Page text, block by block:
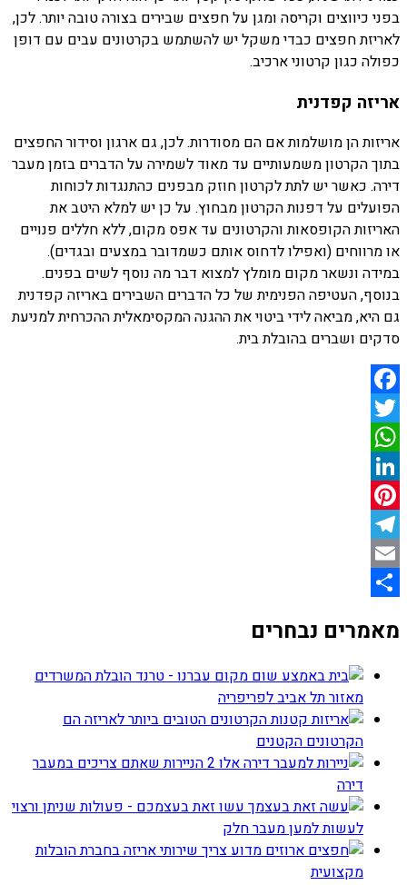
בפני כיווצים וקריסה ומגן על חפצים שבירים בצורה טובה יותר. לכן,
לאריזת חפצים כבדי משקל יש להשתמש בקרטונים עבים עם דופן
כפולה כגון קרטוני ארכיב.
אריזה קפדנית
אריזות הן מושלמות אם הם מסודרות. לכן, גם ארגון וסידור החפצים
בתוך הקרטון משמעותיים עד מאוד לשמירה על הדברים בזמן מעבר
דירה. כאשר יש לתת לקרטון חוזק מבפנים כהתנגדות לכוחות
הפועלים על דפנות הקרטון מבחוץ. על כן יש למלא היטב את
האריזות הקופסאות והקרטונים עד אפס מקום, ללא חללים פנויים
או מרווחים (ואפילו לדחוס אותם כשמדובר במצעים ובגדים).
במידה ונשאר מקום מומלץ למצוא דבר מה נוסף לשים בפנים.
בנוסף, העטיפה הפנימית של כל הדברים השבירים באריזה קפדנית
גם היא, מביאה לידי ביטוי את ההגנה המקסימאלית ההכרחית למניעת
סדקים ושברים בהובלת בית.
Facebook
Twitter
WhatsApp
LinkedIn
Pinterest
Telegram
Email
מאמרים נבחרים
עברנו - טרנד הובלת המשרדים
מאזור תל אביב לפריפריה
הקרטונים הטובים ביותר לאריזה הם
הקרטונים הקטנים
אלו 2 הניירות שאתם צריכים במעבר
דירה
עשו זאת בעצמכם - פעולות שניתן ורצוי
לעשות למען מעבר חלק
מדוע צריך שירותי אריזה בחברת הובלות
מקצועית